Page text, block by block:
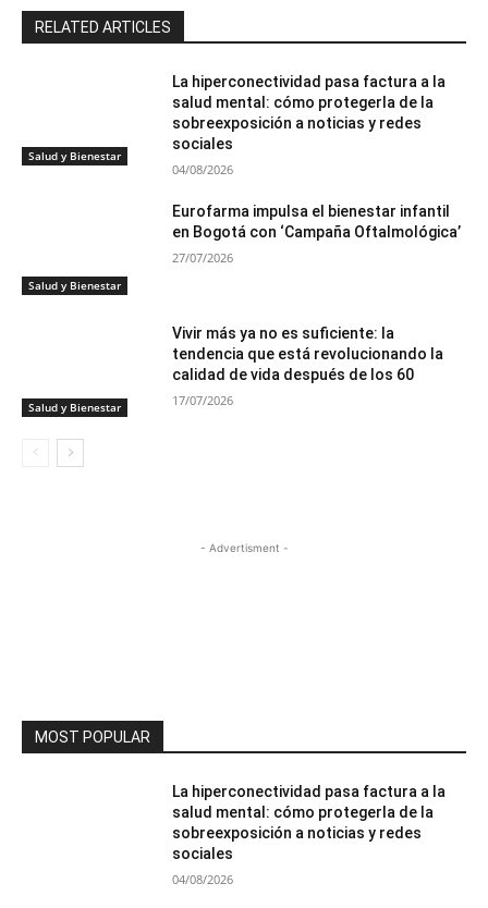
RELATED ARTICLES
Salud y Bienestar
La hiperconectividad pasa factura a la
salud mental: cómo protegerla de la
sobreexposición a noticias y redes
sociales
04/08/2026
Salud y Bienestar
Eurofarma impulsa el bienestar infantil
en Bogotá con ‘Campaña Oftalmológica’
27/07/2026
Salud y Bienestar
Vivir más ya no es suficiente: la
tendencia que está revolucionando la
calidad de vida después de los 60
17/07/2026
- Advertisment -
MOST POPULAR
La hiperconectividad pasa factura a la
salud mental: cómo protegerla de la
sobreexposición a noticias y redes
sociales
04/08/2026